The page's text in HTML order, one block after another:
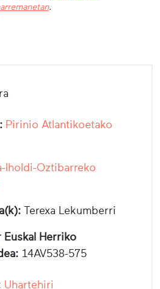
.
Pirinio Atlantikoetako
Iholdi-Oztibarreko
Terexa Lekumberri
Euskal Herriko
14AV538-575
Uhartehiri